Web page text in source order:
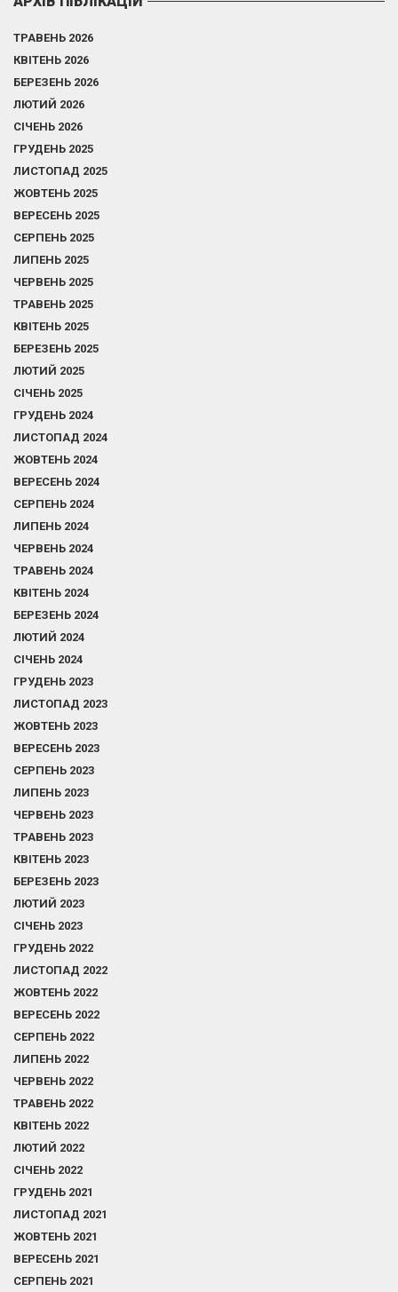
ТРАВЕНЬ 2026
КВІТЕНЬ 2026
БЕРЕЗЕНЬ 2026
ЛЮТИЙ 2026
СІЧЕНЬ 2026
ГРУДЕНЬ 2025
ЛИСТОПАД 2025
ЖОВТЕНЬ 2025
ВЕРЕСЕНЬ 2025
СЕРПЕНЬ 2025
ЛИПЕНЬ 2025
ЧЕРВЕНЬ 2025
ТРАВЕНЬ 2025
КВІТЕНЬ 2025
БЕРЕЗЕНЬ 2025
ЛЮТИЙ 2025
СІЧЕНЬ 2025
ГРУДЕНЬ 2024
ЛИСТОПАД 2024
ЖОВТЕНЬ 2024
ВЕРЕСЕНЬ 2024
СЕРПЕНЬ 2024
ЛИПЕНЬ 2024
ЧЕРВЕНЬ 2024
ТРАВЕНЬ 2024
КВІТЕНЬ 2024
БЕРЕЗЕНЬ 2024
ЛЮТИЙ 2024
СІЧЕНЬ 2024
ГРУДЕНЬ 2023
ЛИСТОПАД 2023
ЖОВТЕНЬ 2023
ВЕРЕСЕНЬ 2023
СЕРПЕНЬ 2023
ЛИПЕНЬ 2023
ЧЕРВЕНЬ 2023
ТРАВЕНЬ 2023
КВІТЕНЬ 2023
БЕРЕЗЕНЬ 2023
ЛЮТИЙ 2023
СІЧЕНЬ 2023
ГРУДЕНЬ 2022
ЛИСТОПАД 2022
ЖОВТЕНЬ 2022
ВЕРЕСЕНЬ 2022
СЕРПЕНЬ 2022
ЛИПЕНЬ 2022
ЧЕРВЕНЬ 2022
ТРАВЕНЬ 2022
КВІТЕНЬ 2022
ЛЮТИЙ 2022
СІЧЕНЬ 2022
ГРУДЕНЬ 2021
ЛИСТОПАД 2021
ЖОВТЕНЬ 2021
ВЕРЕСЕНЬ 2021
СЕРПЕНЬ 2021